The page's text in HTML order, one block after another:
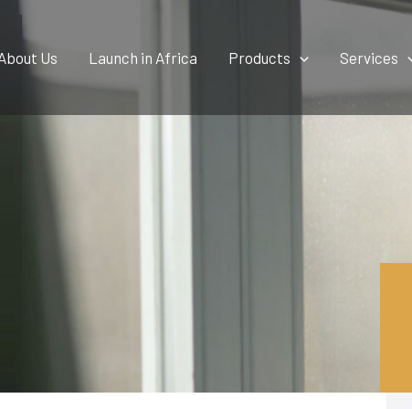
Us Launch in Africa Products Services